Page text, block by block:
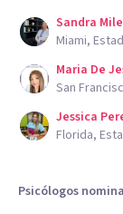
Sandra
Miami,
Maria De
San
Jessica
Florida,
Psicólogos